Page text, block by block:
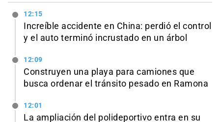
12:15
Increíble accidente en China: perdió el control
y el auto terminó incrustado en un árbol
12:09
Construyen una playa para camiones que
busca ordenar el tránsito pesado en Ramona
12:01
La ampliación del polideportivo entra en su